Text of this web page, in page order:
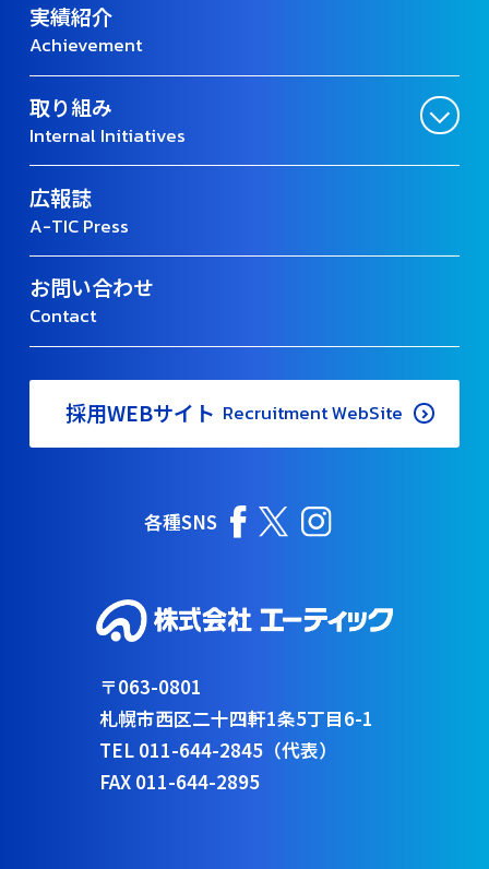
実績紹介
Achievement
取り組み
Internal Initiatives
広報誌
A-TIC Press
お問い合わせ
Contact
採用WEBサイト Recruitment WebSite
各種SNS
〒063-0801
札幌市西区二十四軒1条5丁目6-1
TEL 011-644-2845（代表）
FAX 011-644-2895